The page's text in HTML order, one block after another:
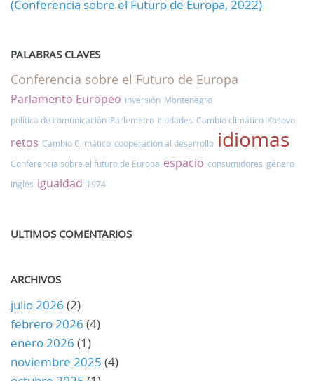
(Conferencia sobre el Futuro de Europa, 2022)
PALABRAS CLAVES
Conferencia sobre el Futuro de Europa
Parlamento Europeo inversión Montenegro
política de comunicación Parlemetro ciudades Cambio climático Kosovo
retos Cambio Climático cooperación al desarrollo idiomas
Conferencia sobre el futuro de Europa espacio consumidores género
inglés igualdad 1974
ULTIMOS COMENTARIOS
ARCHIVOS
julio 2026 (2)
febrero 2026 (4)
enero 2026 (1)
noviembre 2025 (4)